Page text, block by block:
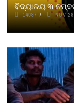
ବିଦ୍ୟାଳୟ ୩
14087 NOV